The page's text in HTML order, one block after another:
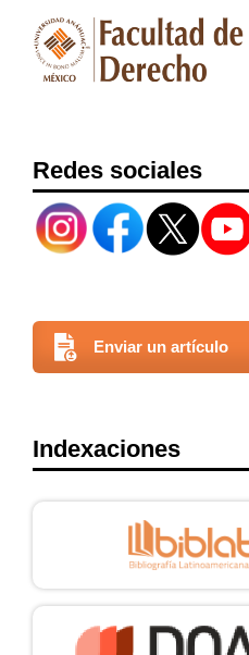
Redes sociales
Enviar un artículo
Indexaciones